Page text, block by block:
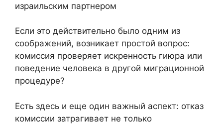
израильским партнером
Если это действительно было одним из
соображений, возникает простой вопрос:
комиссия проверяет искренность гиюра или
поведение человека в другой миграционной
процедуре?
Есть здесь и еще один важный аспект: отказ
комиссии затрагивает не только